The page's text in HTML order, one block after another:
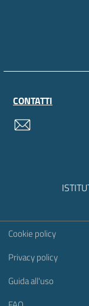
CONTATTI
Sezione
Cookie policy
Privacy policy
Guida all'uso